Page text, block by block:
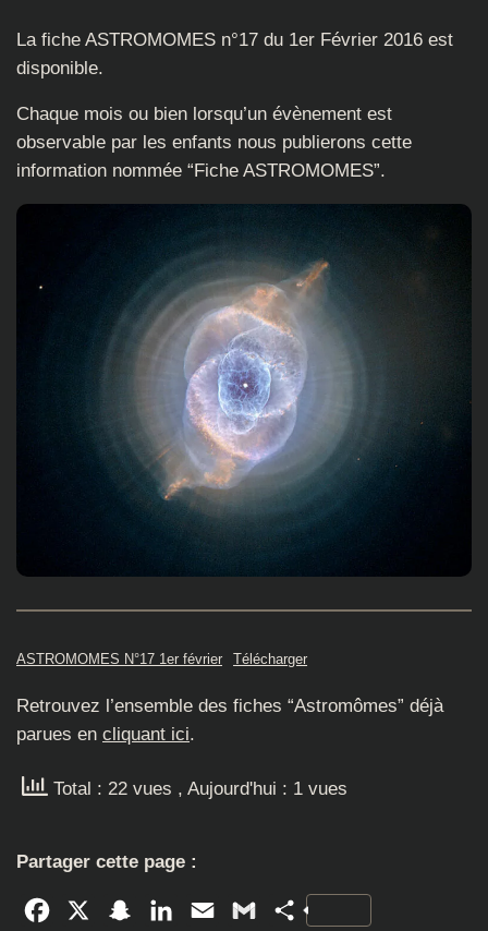
La fiche ASTROMOMES n°17 du 1er Février 2016 est
disponible.
Chaque mois ou bien lorsqu’un évènement est
observable par les enfants nous publierons cette
information nommée “Fiche ASTROMOMES”.
ASTROMOMES N°17 1er février Télécharger
Retrouvez l’ensemble des fiches “Astromômes” déjà
parues en cliquant ici.
Total : 22 vues , Aujourd'hui : 1 vues
Partager cette page :
Facebook SnapchatLinkedInEmail GmailPartager